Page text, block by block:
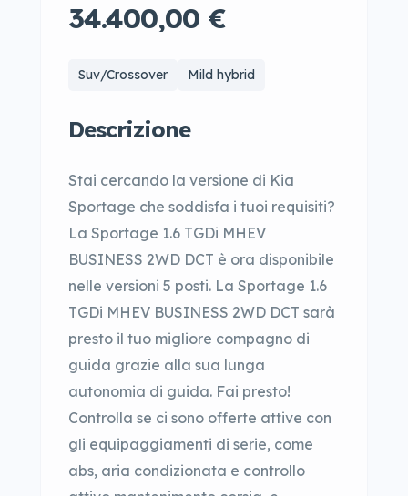
34.400,00 €
Suv/Crossover Mild hybrid
Descrizione
Stai cercando la versione di Kia
Sportage che soddisfa i tuoi requisiti?
La Sportage 1.6 TGDi MHEV
BUSINESS 2WD DCT è ora disponibile
nelle versioni 5 posti. La Sportage 1.6
TGDi MHEV BUSINESS 2WD DCT sarà
presto il tuo migliore compagno di
guida grazie alla sua lunga
autonomia di guida. Fai presto!
Controlla se ci sono offerte attive con
gli equipaggiamenti di serie, come
abs, aria condizionata e controllo